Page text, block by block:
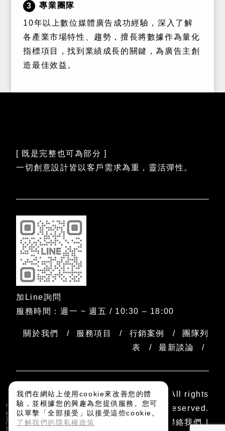
我們在網站上使用cookie來改善您的體
驗，並根據您的興趣為您提供服務。您可
以單擊「全部接受」以接受這些cookie。
了解我們的隱私權政策
3 專業團隊
10年以上數位媒體廣告成功經驗，深入了解
各產業市場特性、趨勢，擅長將數據作為量化
指標項目，找到業績成長的關鍵，為廣告主創
造最佳效益。
[ 既是完整也可為部分 ]
一切創意設計皆以客戶需求為重，靈活彈性。
加Line詢問
服務時間：週一 ~ 週五 / 10:30 – 18:00
關於我們 服務項目 行銷案例
團隊列
表
最新談論
Copyright © 2025 dogooder All rights
reserved.
隱私權政策
聯絡我們